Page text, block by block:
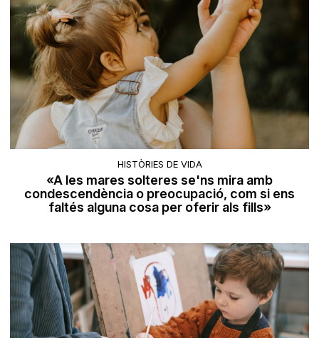
HISTÒRIES DE VIDA
«A les mares solteres se'ns mira amb
condescendència o preocupació, com si ens
faltés alguna cosa per oferir als fills»